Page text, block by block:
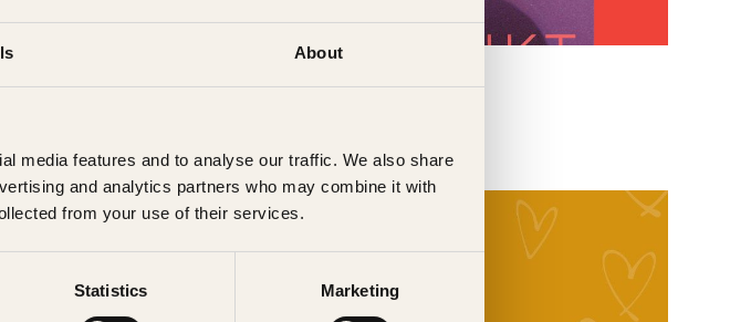
About
media features and to analyse our traffic. We also share
and analytics partners who may combine it with
from your use of their services.
Statistics Marketing